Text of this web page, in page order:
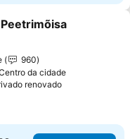
aos favoritos
960
da cidade
renovado